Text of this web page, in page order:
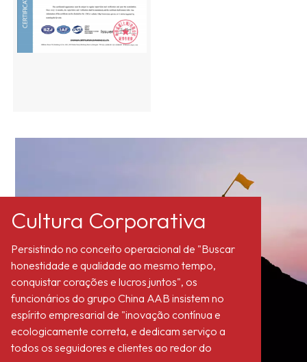
Cultura Corporativa
Persistindo no conceito operacional de "Buscar
honestidade e qualidade ao mesmo tempo,
conquistar corações e lucros juntos", os
funcionários do grupo China AAB insistem no
espírito empresarial de "inovação contínua e
ecologicamente correta, e dedicam serviço a
todos os seguidores e clientes ao redor do